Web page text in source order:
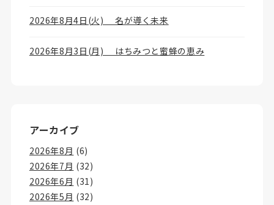
2026年8月4日(火) 名が導く未来
2026年8月3日(月) はちみつと蜜蜂の恵み
アーカイブ
2026年8月 (6)
2026年7月 (32)
2026年6月 (31)
2026年5月 (32)